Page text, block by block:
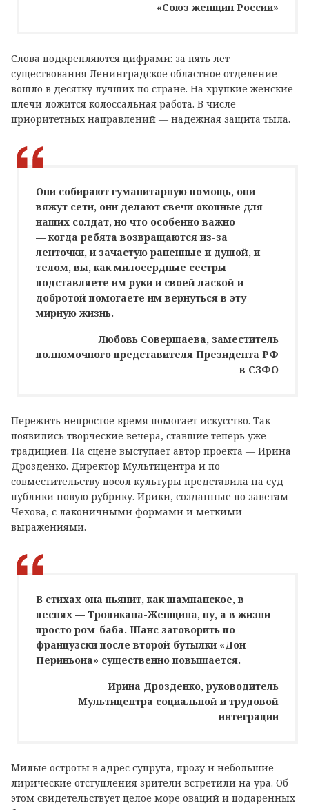
«Союз женщин России»
Слова подкрепляются цифрами: за пять лет
существования Ленинградское областное отделение
вошло в десятку лучших по стране. На хрупкие женские
плечи ложится колоссальная работа. В числе
приоритетных направлений — надежная защита тыла.
Они собирают гуманитарную помощь, они
вяжут сети, они делают свечи окопные для
наших солдат, но что особенно важно
— когда ребята возвращаются из-за
ленточки, и зачастую раненные и душой, и
телом, вы, как милосердные сестры
подставляете им руки и своей лаской и
добротой помогаете им вернуться в эту
мирную жизнь.
Любовь Совершаева, заместитель
полномочного представителя Президента РФ
в СЗФО
Пережить непростое время помогает искусство. Так
появились творческие вечера, ставшие теперь уже
традицией. На сцене выступает автор проекта — Ирина
Дрозденко. Директор Мультицентра и по
совместительству посол культуры представила на суд
публики новую рубрику. Ирики, созданные по заветам
Чехова, с лаконичными формами и меткими
выражениями.
В стихах она пьянит, как шампанское, в
песнях — Тропикана-Женщина, ну, а в жизни
просто ром-баба. Шанс заговорить по-
французски после второй бутылки «Дон
Периньона» существенно повышается.
Ирина Дрозденко, руководитель
Мультицентра социальной и трудовой
интеграции
Милые остроты в адрес супруга, прозу и небольшие
лирические отступления зрители встретили на ура. Об
этом свидетельствует целое море оваций и подаренных